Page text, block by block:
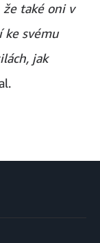
že také oni v
svému
jak